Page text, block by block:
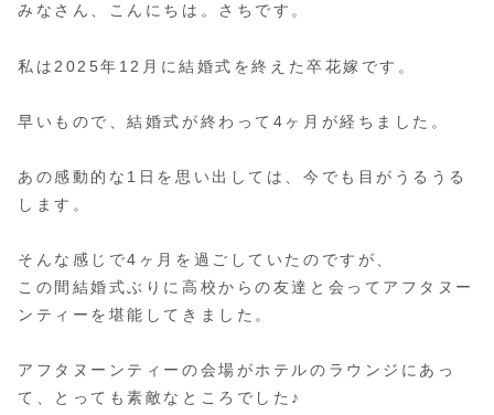
みなさん、こんにちは。さちです。
私は2025年12月に結婚式を終えた卒花嫁です。
早いもので、結婚式が終わって4ヶ月が経ちました。
あの感動的な1日を思い出しては、今でも目がうるうる
します。
そんな感じで4ヶ月を過ごしていたのですが、
この間結婚式ぶりに高校からの友達と会ってアフタヌー
ンティーを堪能してきました。
アフタヌーンティーの会場がホテルのラウンジにあっ
て、とっても素敵なところでした♪